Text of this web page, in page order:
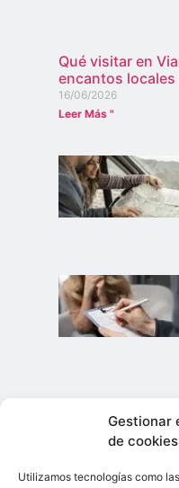
Gestionar
de cookies
Utilizamos tecnologías como
Qué visitar en
encantos locales
16/06/2026
Leer Más "
Palacio de
encanto del
Leer Más "